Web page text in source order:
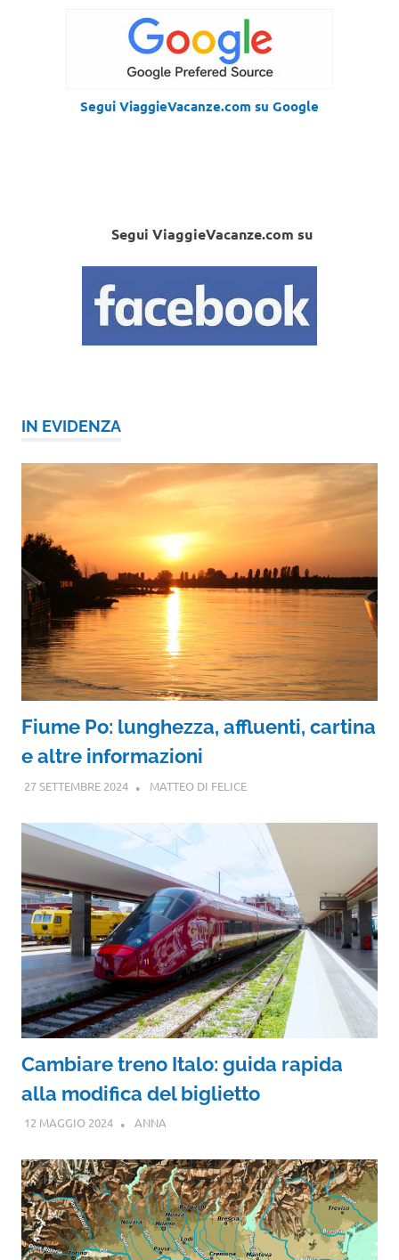
Segui ViaggieVacanze.com su Google
Segui ViaggieVacanze.com su
IN EVIDENZA
Fiume Po: lunghezza, affluenti, cartina
e altre informazioni
27 SETTEMBRE 2024 MATTEO DI FELICE
Cambiare treno Italo: guida rapida
alla modifica del biglietto
12 MAGGIO 2024 ANNA